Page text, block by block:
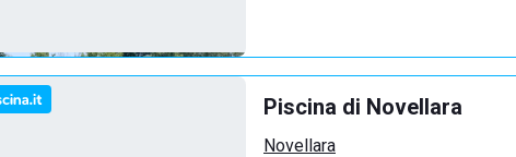
Piscina di Novellara
Novellara